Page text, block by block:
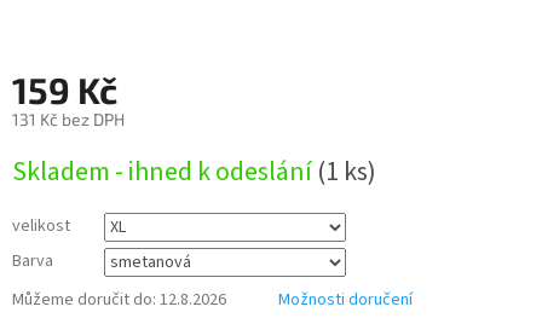
159 Kč
131 Kč bez DPH
cena:
Skladem - ihned k odeslání(1 ks)
velikost
Barva
Můžeme doručit do: 12.8.2026 Možnosti doručení